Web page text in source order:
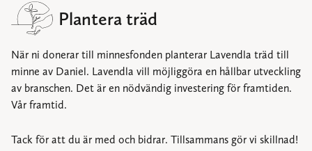
Plantera träd
När ni donerar till minnesfonden planterar Lavendla träd till
minne av Daniel. Lavendla vill möjliggöra en hållbar utveckling
av branschen. Det är en nödvändig investering för framtiden.
Vår framtid.
Tack för att du är med och bidrar. Tillsammans gör vi skillnad!